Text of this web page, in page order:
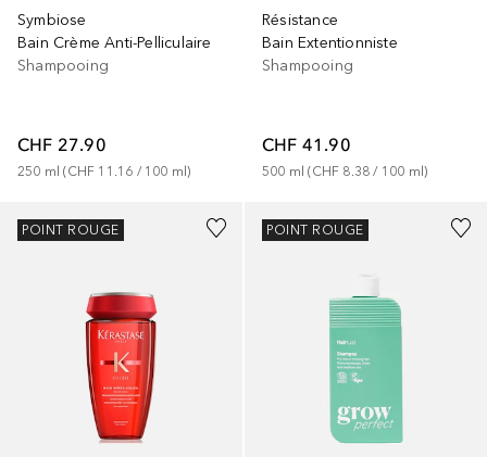
Symbiose
Bain Crème Anti-Pelliculaire
Shampooing
CHF 27.90
250 ml (CHF 11.16 / 100 ml)
Résistance
Bain Extentionniste
Shampooing
CHF 41.90
500 ml (CHF 8.38 / 100 ml)
POINT ROUGE POINT ROUGE